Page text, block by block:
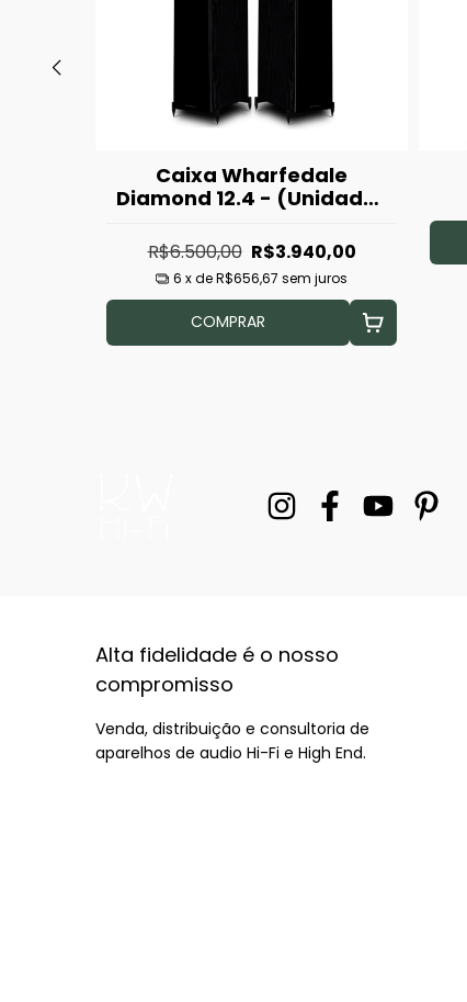
Caixa Wharfedale
Diamond 12.4 - (Unidade)
R$6.500,00 R$3.940,00
6 x deR$656,67 sem juros
COMPRAR
Alta fidelidade é o nosso
compromisso
Venda, distribuição e consultoria de
aparelhos de audio Hi-Fi e High End.